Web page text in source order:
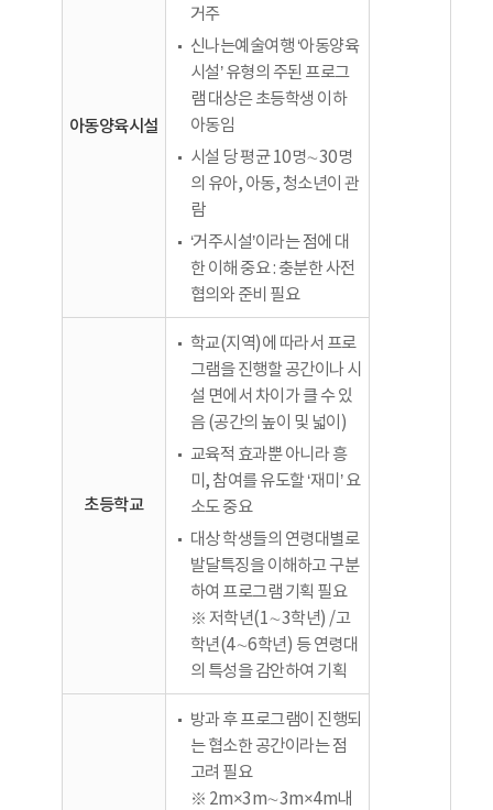
아동양육시설
거주
신나는예술여행 ‘아동양육
시설’ 유형의 주된 프로그
램 대상은 초등학생 이하
아동임
시설 당 평균 10명∼30명
의 유아, 아동, 청소년이 관
람
‘거주시설’이라는 점에 대
한 이해 중요 : 충분한 사전
협의와 준비 필요
초등학교
학교(지역)에 따라서 프로
그램을 진행할 공간이나 시
설 면에서 차이가 클 수 있
음 (공간의 높이 및 넓이)
교육적 효과뿐 아니라 흥
미, 참여를 유도할 ‘재미’ 요
소도 중요
대상 학생들의 연령대별로
발달특징을 이해하고 구분
하여 프로그램 기획 필요
※ 저학년(1∼3학년) /고
학년(4∼6학년) 등 연령대
의 특성을 감안하여 기획
방과 후 프로그램이 진행되
는 협소한 공간이라는 점
고려 필요
※ 2m×3m∼3m×4m내